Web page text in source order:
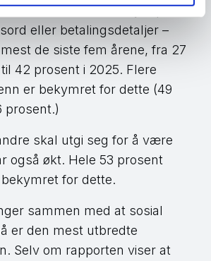
oss sensitiv informasjon på
eller betalingsdetaljer –
de siste fem årene, fra 27
42 prosent i 2025. Flere
er bekymret for dette (49
prosent.)
skal utgi seg for å være
også økt. Hele 53 prosent
for dette.
sammen med at sosial
er den mest utbredte
Selv om rapporten viser at